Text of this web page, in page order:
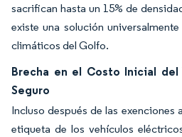
sacrifican hasta un 15% de
existe una solución
climáticos del Golfo.
Brecha en el Costo Inicial del
Seguro
Incluso después de las exenciones
etiqueta de los vehículos